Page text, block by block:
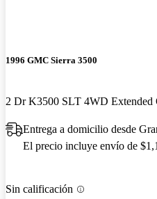
1996 GMC Sierra 3500
2 Dr K3500 SLT 4WD Extended
Entrega a domicilio desde
El precio incluye envío de
Sin calificación